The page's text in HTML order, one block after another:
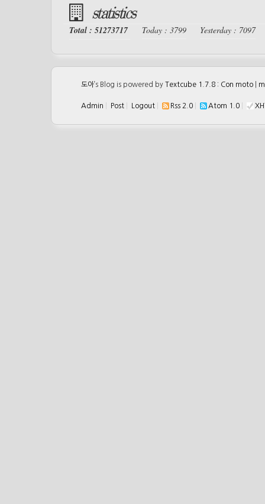
statistics
Total : 51273717 Today : 3799 Yesterday : 7097
도아’s Blog is powered by Textcube 1.7.8 : Con moto
Admin Post Logout Rss 2.0 Atom 1.0